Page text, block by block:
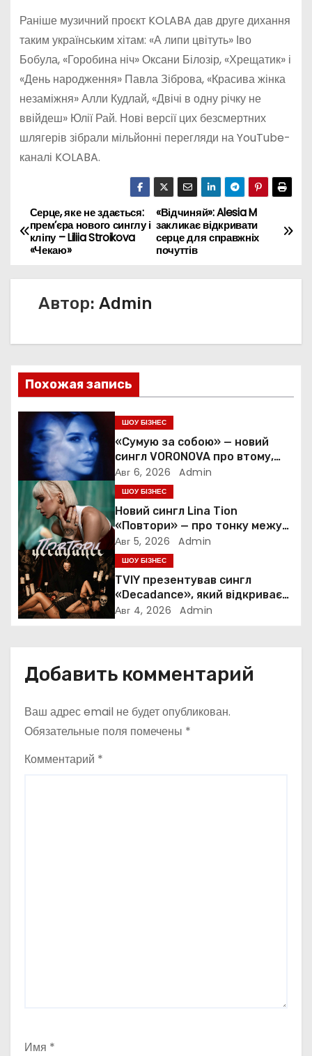
Раніше музичний проєкт KOLABA дав друге дихання
таким українським хітам: «А липи цвітуть» Іво
Бобула, «Горобина ніч» Оксани Білозір, «Хрещатик» і
«День народження» Павла Зіброва, «Красива жінка
незаміжня» Алли Кудлай, «Двічі в одну річку не
ввійдеш» Юлії Рай. Нові версії цих безсмертних
шлягерів зібрали мільйонні перегляди на YouTube-
каналі KOLABA.
Н
а
в
г
а
ц
и
я
п
о
з
а
п
я
м
«Відчиняй»: Alesia M
закликає відкривати
серце для справжніх
почуттів
Серце, яке не здається:
прем’єра нового синглу і
кліпу – Liliia Stroikova
«Чекаю»
Автор: Admin
Похожая запись
ШОУ БІЗНЕС
«Сумую за собою» — новий
сингл VORONOVA про втому,
силу та повернення до себе
Авг 6, 2026 Admin
ШОУ БІЗНЕС
Новий сингл Lina Tion
«Повтори» — про тонку межу
між коханням, залежністю та
нав’язливою прив’язаністю
Авг 5, 2026 Admin
ШОУ БІЗНЕС
TVIY презентував сингл
«Decadance», який відкриває
нову сторінку українського
Авг 4, 2026 Admin
Добавить комментарий
Ваш адрес email не будет опубликован.
Обязательные поля помечены *
Комментарий *
Имя *